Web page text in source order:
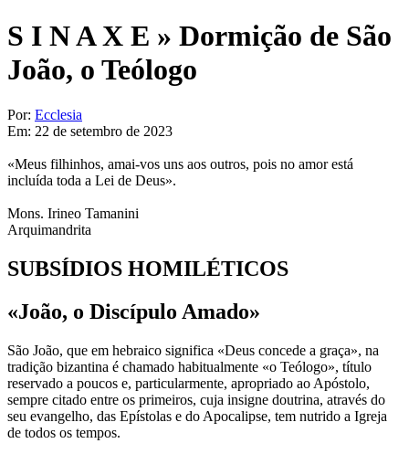
S I N A X E » Dormição de São
João, o Teólogo
Por: Ecclesia
Em: 22 de setembro de 2023
«Meus filhinhos, amai-vos uns aos outros, pois no amor está
incluída toda a Lei de Deus».
Mons. Irineo Tamanini​
Arquimandrita
SUBSÍDIOS HOMILÉTICOS​
«João, o Discípulo Amado»
São João, que em hebraico significa «Deus concede a graça», na
tradição bizantina é chamado habitualmente «o Teólogo», título
reservado a poucos e, particularmente, apropriado ao Apóstolo,
sempre citado entre os primeiros, cuja insigne doutrina, através do
seu evangelho, das Epístolas e do Apocalipse, tem nutrido a Igreja
de todos os tempos.